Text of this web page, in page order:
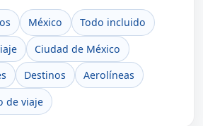
México
Todo incluido
Ciudad de México
Destinos
Aerolíneas
de viaje